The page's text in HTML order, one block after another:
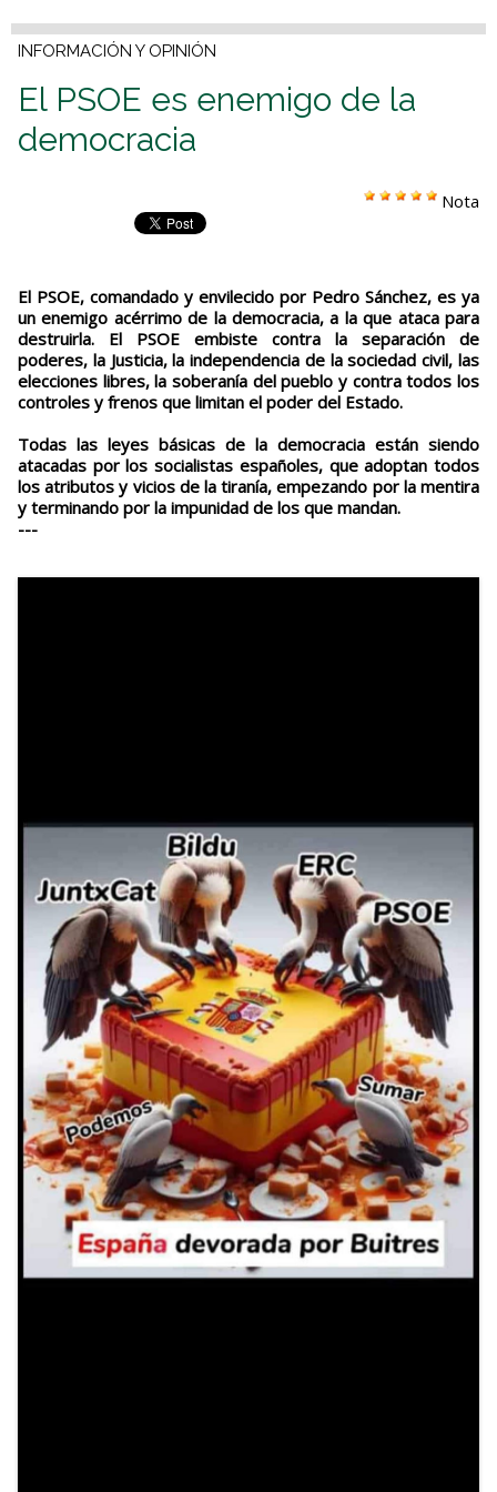
INFORMACIÓN Y OPINIÓN
El PSOE es enemigo de la
democracia
Nota
El PSOE, comandado y envilecido por Pedro Sánchez, es ya
un enemigo acérrimo de la democracia, a la que ataca para
destruirla. El PSOE embiste contra la separación de
poderes, la Justicia, la independencia de la sociedad civil, las
elecciones libres, la soberanía del pueblo y contra todos los
controles y frenos que limitan el poder del Estado.
Todas las leyes básicas de la democracia están siendo
atacadas por los socialistas españoles, que adoptan todos
los atributos y vicios de la tiranía, empezando por la mentira
y terminando por la impunidad de los que mandan.
---